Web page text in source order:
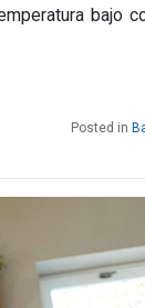
bajo
Posted in